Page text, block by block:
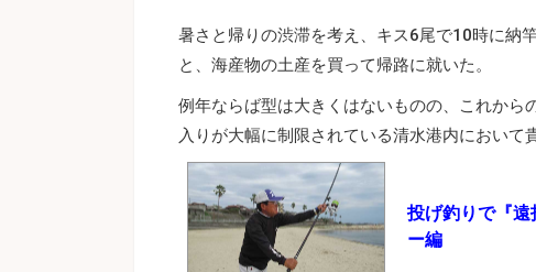
暑さと帰りの渋滞を考え、キス6尾で10時に納
と、海産物の土産を買って帰路に就いた。
例年ならば型は大きくはないものの、これから
入りが大幅に制限されている清水港内において
投げ釣りで『
ー編